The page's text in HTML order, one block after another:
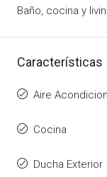
Baño, cocina y
Características
Aire
Cocina
Ducha Exterior